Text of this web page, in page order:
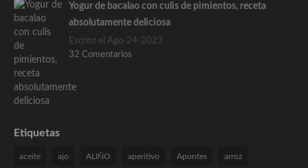
Yogur de bacalao con culis de pimientos, receta
absolutamente deliciosa
Escrito el Ago-24-2023
32 Comentarios
Etiquetas
aceite ajo ALIÑO aperitivo Apuntes arroz